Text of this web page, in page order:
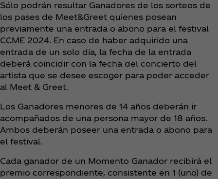
Sólo podrán resultar Ganadores de los sorteos de
los pases de Meet&Greet quienes posean
previamente una entrada o abono para el festival
CCME 2024. En caso de haber adquirido una
entrada de un solo día, la fecha de la entrada
deberá coincidir con la fecha del concierto del
artista que se desee escoger para poder acceder
al Meet & Greet.
Los Ganadores menores de 14 años deberán ir
acompañados de una persona mayor de 18 años.
Ambos deberán poseer una entrada o abono para
el festival.
Cada ganador de un Momento Ganador recibirá el
premio correspondiente, consistente en 1 (uno) de